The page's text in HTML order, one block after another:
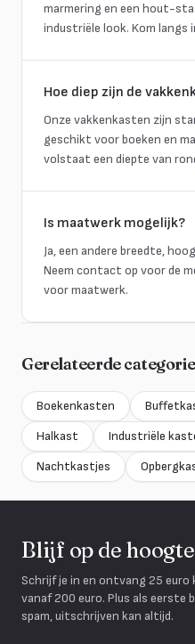
marmering en een hout-
industriële look. Kom langs
Hoe diep zijn de
Onze vakkenkasten zijn
geschikt voor boeken en
volstaat een diepte van
Is maatwerk mogelijk?
Ja, een andere breedte,
Neem contact op voor de
voor maatwerk.
Gerelateerde
Boekenkasten
Halkast
Industriële
Nachtkastjes
Blijf op de hoogte
Schrijf je in en ontvang 25
vanaf 200 euro. Plus als eerste
spam, uitschrijven kan altijd.